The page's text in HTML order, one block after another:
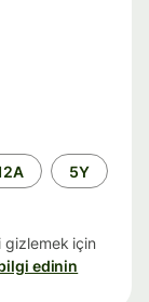
5Y
gizlemek için
edinin